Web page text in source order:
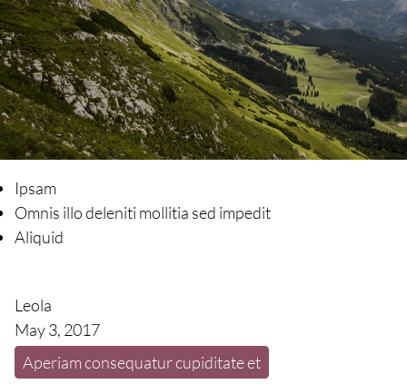
Ipsam
Omnis illo deleniti mollitia sed impedit
Aliquid
Leola
May 3, 2017
Aperiam consequatur cupiditate et